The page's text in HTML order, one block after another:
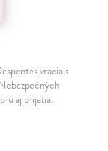
vracia s
aj prijatia.